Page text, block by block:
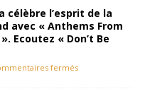
célèbre l’esprit de la
avec « Anthems From
Ecoutez « Don’t Be
fermés